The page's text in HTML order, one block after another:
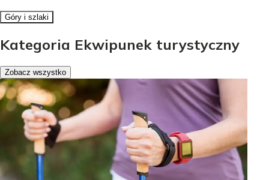
Góry i szlaki
Kategoria Ekwipunek turystyczny
Zobacz wszystko